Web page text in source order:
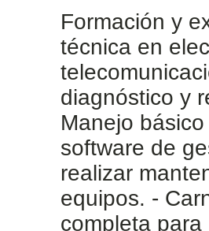
Formación y
técnica en
diagnóstico y
Manejo
software de
realizar
equipos. -
completa